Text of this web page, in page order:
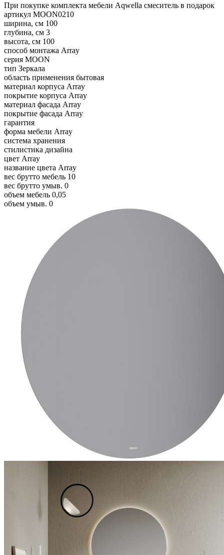
При покупке комплекта мебели Aqwella смеситель в подарок
артикул MOON0210
ширина, см 100
глубина, см 3
высота, см 100
способ монтажа Array
серия MOON
тип Зеркала
область применения бытовая
материал корпуса Array
покрытие корпуса Array
материал фасада Array
покрытие фасада Array
гарантия
форма мебели Array
система хранения
стилистика дизайна
цвет Array
название цвета Array
вес брутто мебель 10
вес брутто умыв. 0
объем мебель 0,05
объем умыв. 0